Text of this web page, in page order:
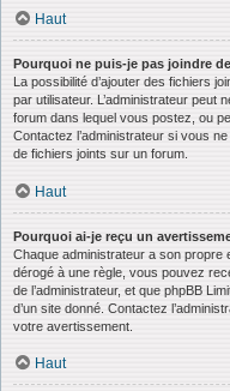
Haut
Pourquoi ne puis-je pas joindre
La possibilité d’ajouter des fichiers
par utilisateur. L’administrateur peut
forum dans lequel vous postez, ou
Contactez l’administrateur si vous
de fichiers joints sur un forum.
Haut
Pourquoi ai-je reçu un
Chaque administrateur a son propre
dérogé à une règle, vous pouvez
de l’administrateur, et que phpBB
d’un site donné. Contactez
votre avertissement.
Haut